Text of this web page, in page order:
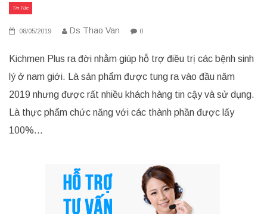
Tin Tức
08/05/2019 Ds Thao Van 0
Kichmen Plus ra đời nhằm giúp hỗ trợ điều trị các bệnh sinh
lý ở nam giới. Là sản phẩm được tung ra vào đầu năm
2019 nhưng được rất nhiều khách hàng tin cậy và sử dụng.
Là thực phẩm chức năng với các thành phần được lấy
100%…